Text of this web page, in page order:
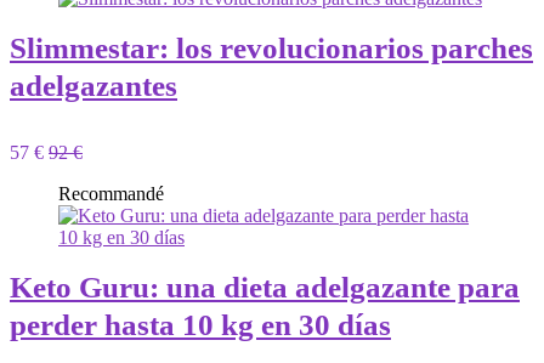
Slimmestar: los revolucionarios parches
adelgazantes
57 € 92 €
Recommandé
Keto Guru: una dieta adelgazante para
perder hasta 10 kg en 30 días